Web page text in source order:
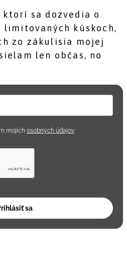
sa dozvedia o
limitovaných kúskoch,
zo zákulisia mojej
len občas, no
mojich osobných údajov
sa